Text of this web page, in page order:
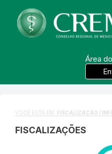
Área
VOCÊ ESTÁ EM: FISCALIZAÇÃO /
FISCALIZAÇÕES